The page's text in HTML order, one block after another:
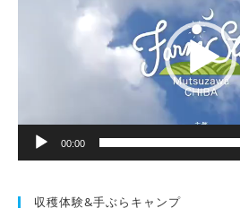
00:00
収穫体験&手ぶらキャンプ